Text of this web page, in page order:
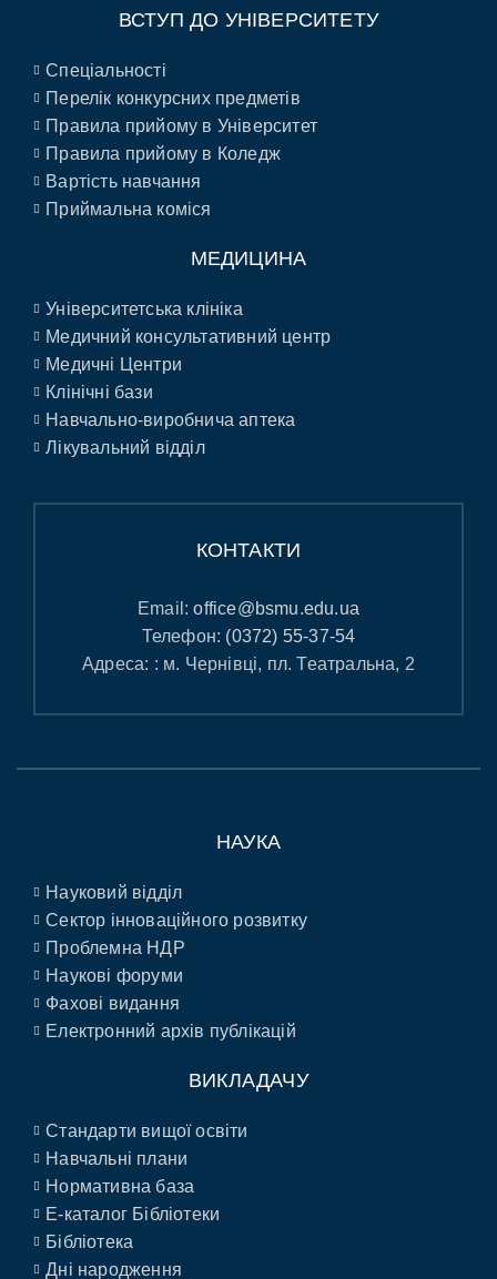
ВСТУП ДО УНІВЕРСИТЕТУ
Спеціальності
Перелік конкурсних предметів
Правила прийому в Університет
Правила прийому в Коледж
Вартість навчання
Приймальна коміся
МЕДИЦИНА
Університетська клініка
Медичний консультативний центр
Медичні Центри
Клінічні бази
Навчально-виробнича аптека
Лікувальний відділ
КОНТАКТИ
Email:office@bsmu.edu.ua
Телефон: (0372) 55-37-54
Адреса: : м. Чернівці, пл. Театральна, 2
НАУКА
Науковий відділ
Сектор інноваційного розвитку
Проблемна НДР
Наукові форуми
Фахові видання
Електронний архів публікацій
ВИКЛАДАЧУ
Стандарти вищої освіти
Навчальні плани
Нормативна база
E-каталог Бібліотеки
Бібліотека
Дні народження